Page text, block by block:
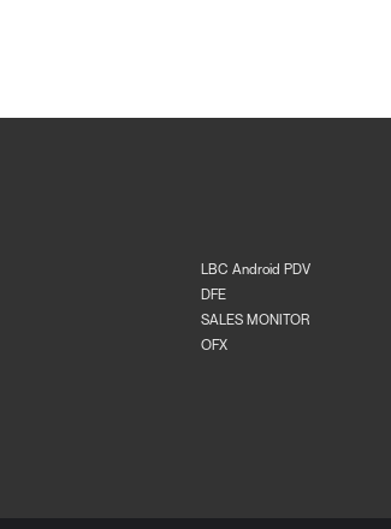
LBC Android PDV
DFE
SALES MONITOR
OFX